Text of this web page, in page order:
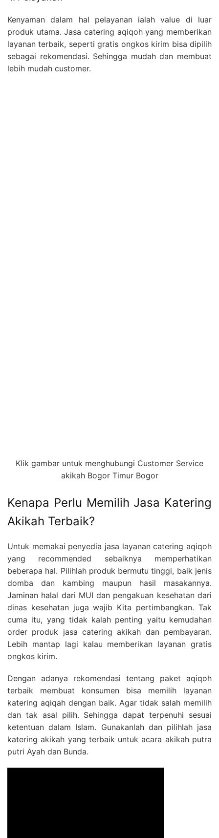
Kenyaman dalam hal pelayanan ialah value di luar
produk utama. Jasa catering aqiqoh yang memberikan
layanan terbaik, seperti gratis ongkos kirim bisa dipilih
sebagai rekomendasi. Sehingga mudah dan membuat
lebih mudah customer.
Klik gambar untuk menghubungi Customer Service
akikah Bogor Timur Bogor
Kenapa Perlu Memilih Jasa Katering
Akikah Terbaik?
Untuk memakai penyedia jasa layanan catering aqiqoh
yang recommended sebaiknya memperhatikan
beberapa hal. Pilihlah produk bermutu tinggi, baik jenis
domba dan kambing maupun hasil masakannya.
Jaminan halal dari MUI dan pengakuan kesehatan dari
dinas kesehatan juga wajib Kita pertimbangkan. Tak
cuma itu, yang tidak kalah penting yaitu kemudahan
order produk jasa catering akikah dan pembayaran.
Lebih mantap lagi kalau memberikan layanan gratis
ongkos kirim.
Dengan adanya rekomendasi tentang paket aqiqoh
terbaik membuat konsumen bisa memilih layanan
katering aqiqah dengan baik. Agar tidak salah memilih
dan tak asal pilih. Sehingga dapat terpenuhi sesuai
ketentuan dalam Islam. Gunakanlah dan pilihlah jasa
katering akikah yang terbaik untuk acara akikah putra
putri Ayah dan Bunda.